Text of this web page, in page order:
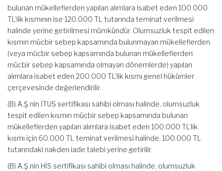
bulunan mükelleflerden yapılan alımlara isabet eden 100.000
TL’lik kısmının ise 120.000 TL tutarında teminat verilmesi
halinde yerine getirilmesi mümkündür. Olumsuzluk tespit edilen
kısmın mücbir sebep kapsamında bulunmayan mükelleflerden
(veya mücbir sebep kapsamında bulunan mükelleflerden
mücbir sebep kapsamında olmayan dönemlerde) yapılan
alımlara isabet eden 200.000 TL’lik kısmı genel hükümler
çerçevesinde değerlendirilir.
(B) A.Ş.nin İTUS sertifikası sahibi olması halinde, olumsuzluk
tespit edilen kısmın mücbir sebep kapsamında bulunan
mükelleflerden yapılan alımlara isabet eden 100.000 TL’lik
kısmı için 60.000 TL teminat verilmesi halinde, 100.000 TL
tutarındaki nakden iade talebi yerine getirilir.
(B) A.Ş.nin HİS sertifikası sahibi olması halinde, olumsuzluk